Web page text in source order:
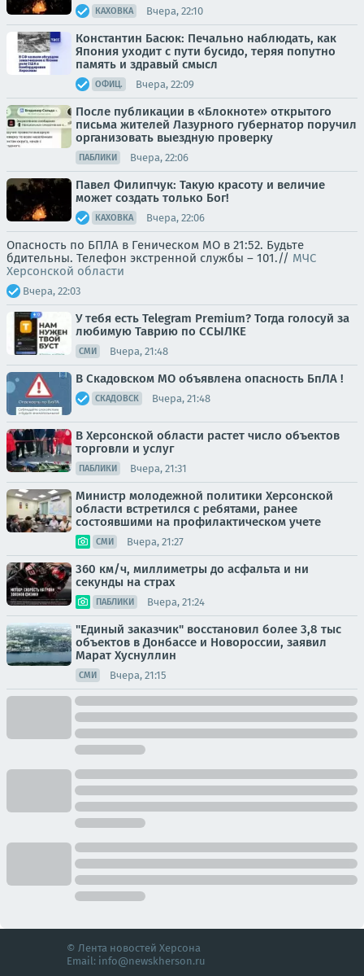
КАХОВКА Вчера, 22:10
Константин Басюк: Печально наблюдать, как
Япония уходит с пути бусидо, теряя попутно
память и здравый смысл
ОФИЦ. Вчера, 22:09
После публикации в «Блокноте» открытого
письма жителей Лазурного губернатор поручил
организовать выездную проверку
ПАБЛИКИ Вчера, 22:06
Павел Филипчук: Такую красоту и величие
может создать только Бог!
КАХОВКА Вчера, 22:06
Опасность по БПЛА в Геническом МО в 21:52. Будьте
бдительны. Телефон экстренной службы – 101.// МЧС
Херсонской области
Вчера, 22:03
У тебя есть Telegram Premium? Тогда голосуй за
любимую Таврию по ССЫЛКЕ
СМИ Вчера, 21:48
В Скадовском МО объявлена опасность БпЛА !
СКАДОВСК Вчера, 21:48
В Херсонской области растет число объектов
торговли и услуг
ПАБЛИКИ Вчера, 21:31
Министр молодежной политики Херсонской
области встретился с ребятами, ранее
состоявшими на профилактическом учете
СМИ Вчера, 21:27
360 км/ч, миллиметры до асфальта и ни
секунды на страх
ПАБЛИКИ Вчера, 21:24
"Единый заказчик" восстановил более 3,8 тыс
объектов в Донбассе и Новороссии, заявил
Марат Хуснуллин
СМИ Вчера, 21:15
© Лента новостей Херсона
Email: info@newskherson.ru